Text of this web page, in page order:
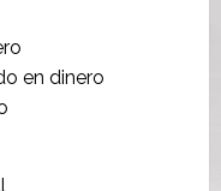
en dinero